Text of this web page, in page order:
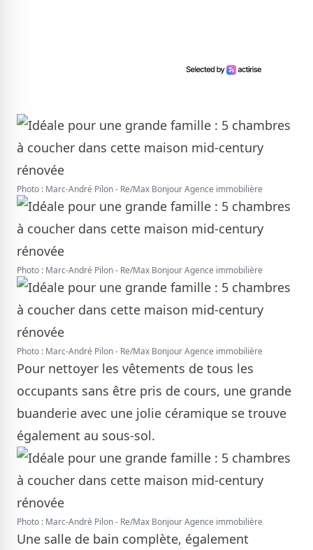
Photo : Marc-André Pilon - Re/Max Bonjour Agence immobilière
Photo : Marc-André Pilon - Re/Max Bonjour Agence immobilière
Photo : Marc-André Pilon - Re/Max Bonjour Agence immobilière
Pour nettoyer les vêtements de tous les
occupants sans être pris de cours, une grande
buanderie avec une jolie céramique se trouve
également au sous-sol.
Photo : Marc-André Pilon - Re/Max Bonjour Agence immobilière
Une salle de bain complète, également